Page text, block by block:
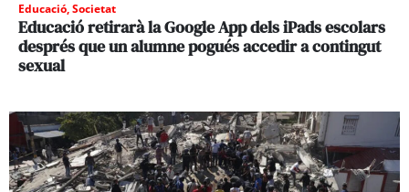
Educació,Societat
Educació retirarà la Google App dels iPads escolars
després que un alumne pogués accedir a contingut
sexual